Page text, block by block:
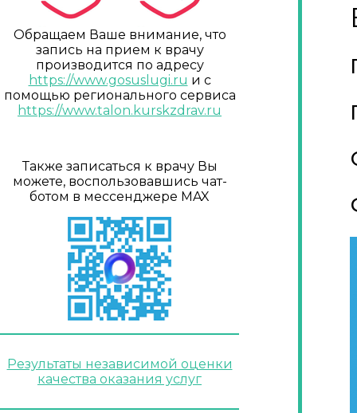
Обращаем Ваше внимание, что
запись на прием к врачу
производится по адресу
https://www.gosuslugi.ru и с
помощью регионального сервиса
https://www.talon.kurskzdrav.ru
Также записаться к врачу Вы
можете, воспользовавшись чат-
ботом в мессенджере MAX
Результаты независимой оценки
качества оказания услуг